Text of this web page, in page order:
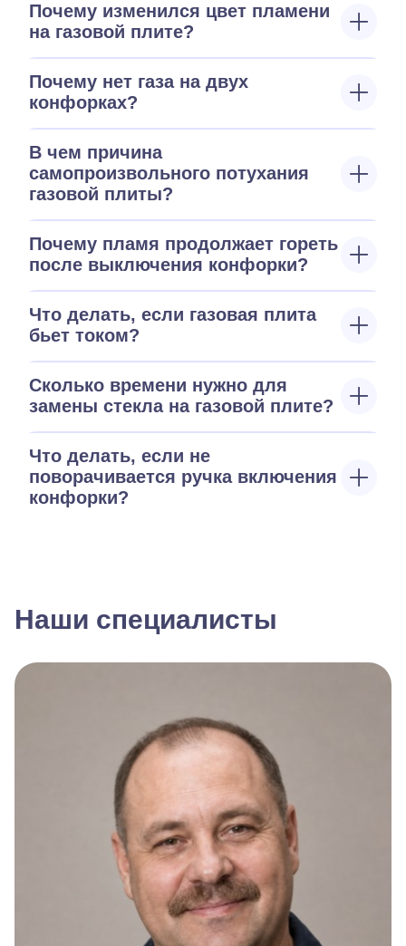
Почему изменился цвет пламени
на газовой плите?
Почему нет газа на двух
конфорках?
В чем причина
самопроизвольного потухания
газовой плиты?
Почему пламя продолжает гореть
после выключения конфорки?
Что делать, если газовая плита
бьет током?
Сколько времени нужно для
замены стекла на газовой плите?
Что делать, если не
поворачивается ручка включения
конфорки?
Наши специалисты